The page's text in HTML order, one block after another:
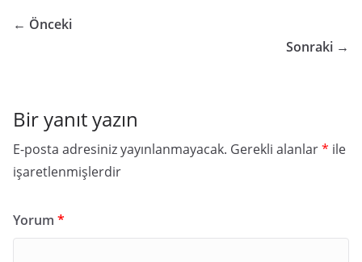
← Önceki
Sonraki →
Bir yanıt yazın
E-posta adresiniz yayınlanmayacak. Gerekli alanlar* ile
işaretlenmişlerdir
Yorum *